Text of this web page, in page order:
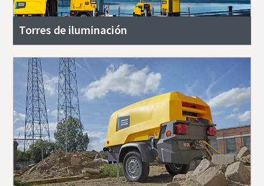
Torres de iluminación